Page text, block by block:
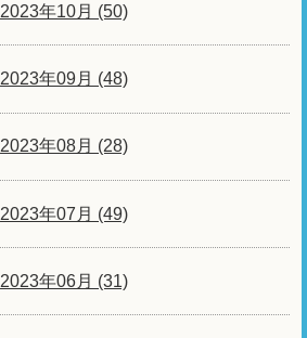
2023年10月 (50)
2023年09月 (48)
2023年08月 (28)
2023年07月 (49)
2023年06月 (31)